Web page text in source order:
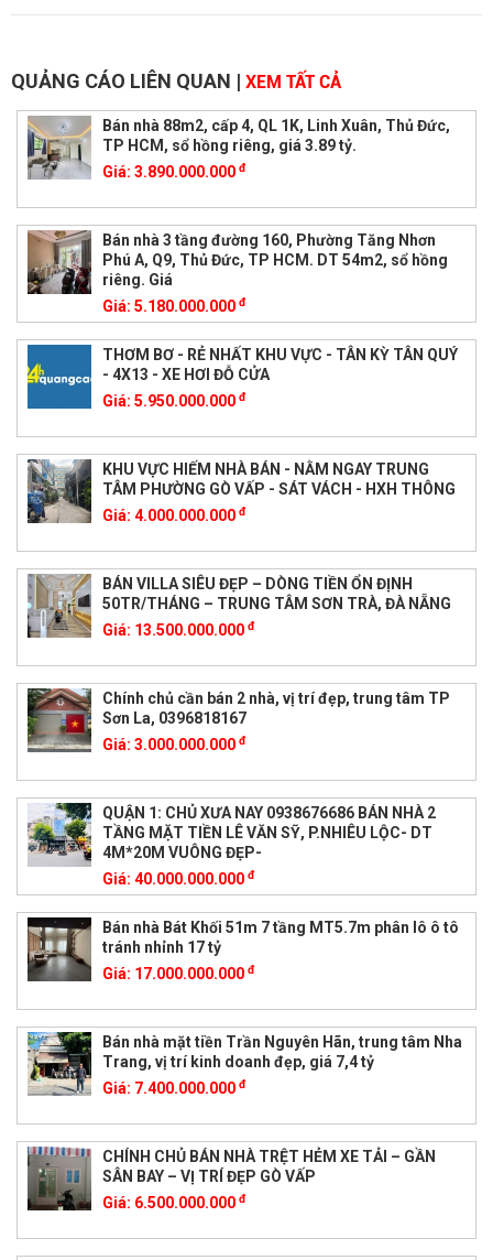
QUẢNG CÁO LIÊN QUAN | XEM TẤT CẢ
Bán nhà 88m2, cấp 4, QL 1K, Linh Xuân, Thủ Đức,
TP HCM, sổ hồng riêng, giá 3.89 tỷ.
Giá: 3.890.000.000 đ
Bán nhà 3 tầng đường 160, Phường Tăng Nhơn
Phú A, Q9, Thủ Đức, TP HCM. DT 54m2, sổ hồng
riêng. Giá
Giá: 5.180.000.000 đ
THƠM BƠ - RẺ NHẤT KHU VỰC - TÂN KỲ TÂN QUÝ
- 4X13 - XE HƠI ĐỖ CỬA
Giá: 5.950.000.000 đ
KHU VỰC HIẾM NHÀ BÁN - NẰM NGAY TRUNG
TÂM PHƯỜNG GÒ VẤP - SÁT VÁCH - HXH THÔNG
Giá: 4.000.000.000 đ
BÁN VILLA SIÊU ĐẸP – DÒNG TIỀN ỔN ĐỊNH
50TR/THÁNG – TRUNG TÂM SƠN TRÀ, ĐÀ NẴNG
Giá: 13.500.000.000 đ
Chính chủ cần bán 2 nhà, vị trí đẹp, trung tâm TP
Sơn La, 0396818167
Giá: 3.000.000.000 đ
QUẬN 1: CHỦ XƯA NAY 0938676686 BÁN NHÀ 2
TẦNG MẶT TIỀN LÊ VĂN SỸ, P.NHIÊU LỘC- DT
4M*20M VUÔNG ĐẸP-
Giá: 40.000.000.000 đ
Bán nhà Bát Khối 51m 7 tầng MT5.7m phân lô ô tô
tránh nhỉnh 17 tỷ
Giá: 17.000.000.000 đ
Bán nhà mặt tiền Trần Nguyên Hãn, trung tâm Nha
Trang, vị trí kinh doanh đẹp, giá 7,4 tỷ
Giá: 7.400.000.000 đ
CHÍNH CHỦ BÁN NHÀ TRỆT HẺM XE TẢI – GẦN
SÂN BAY – VỊ TRÍ ĐẸP GÒ VẤP
Giá: 6.500.000.000 đ